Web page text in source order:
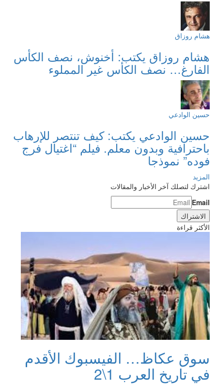
هشام روزاق
هشام روزاق يكتب: أخنوش، نصف الكأس
الفارغ… نصف الكأس غير المملوء
حسين الوادعي
حسين الوادعي يكتب: كيف تنتصر للإرهاب
باحترافية وبدون معلم. فيلم “اغتيال فرج
فوده” نموذجا
المزيد
اشترك لتصلك آخر الأخبار والمقالات
Email
الأكثر قراءة
سوق عكاظ… الفيسبوك الأقدم
في تاريخ العرب 1\2